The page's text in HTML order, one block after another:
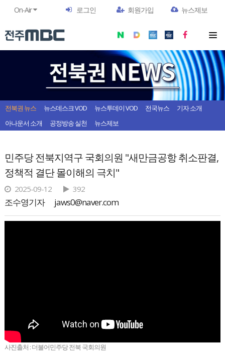
On-Air 로그인 회원가입 뉴스제보
전북권 뉴스 뉴스데스크 VOD 뉴스투데이 VOD 전국뉴스
기자 소개
아나운서 소개
공정방송 실천 뉴스제보
민주당 전북지역구 국회의원 "새만금공항 취소판결,
정책적 결단 몰이해의 극치"
2025-09-12 392
조수영기자 jaws0@naver.com
사진출처 : 더불어민주당 전북 국회의원